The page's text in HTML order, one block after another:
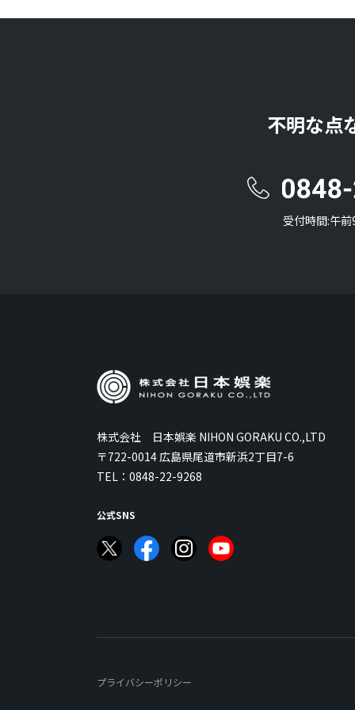
不明な点
受付時間:午
株式会社 日本娯楽 NIHON GORAKU CO.,LTD
〒722-0014 広島県尾道市新浜2丁目7-6
TEL： 0848-22-9268
公式SNS
プライバシーポリシー